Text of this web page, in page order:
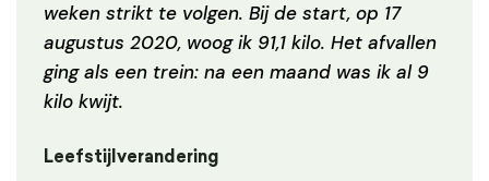
weken strikt te volgen. Bij de start, op 17
augustus 2020, woog ik 91,1 kilo. Het afvallen
ging als een trein: na een maand was ik al 9
kilo kwijt.
Leefstijlverandering